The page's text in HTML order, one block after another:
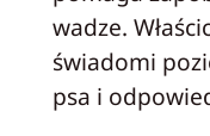
wadze.
świadomi
psa i